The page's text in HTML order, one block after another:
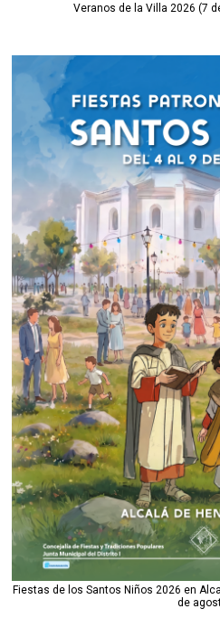
Veranos de la Villa 2026 (7
Fiestas de los Santos Niños 2026 en
de